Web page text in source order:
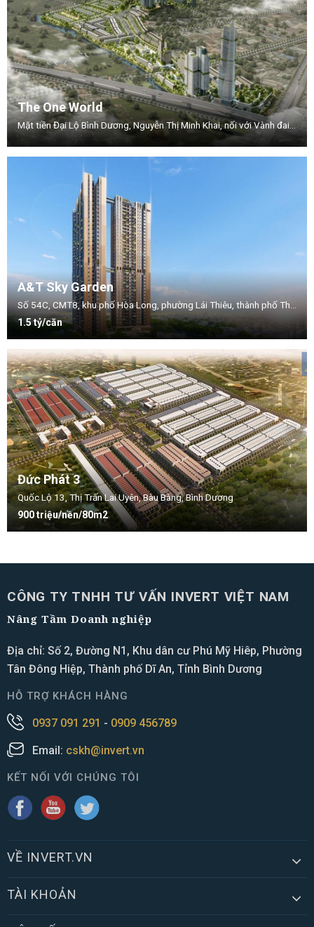
The One World
Mặt tiền Đại Lộ Bình Dương, Nguyễn Thị Minh Khai, nối với Vành đai 3, Phường .Thuận Giao, TP.Thuận An, Tỉnh Bình Dương.
A&T Sky Garden
1.5 tỷ/căn
Đức Phát 3
Quốc Lộ 13, Thị Trấn Lai Uyên, Bàu Bàng, Bình Dương
900 triệu/nền/80m2
CÔNG TY TNHH TƯ VẤN INVERT VIỆT NAM
Nâng Tầm Doanh nghiệp
Địa chỉ: Số 2, Đường N1, Khu dân cư Phú Mỹ Hiêp, Phường
Tân Đông Hiệp, Thành phố Dĩ An, Tỉnh Bình Dương
HỖ TRỢ KHÁCH HÀNG
0937 091 291 - 0909 456789
Email: cskh@invert.vn
KẾT NỐI VỚI CHÚNG TÔI
VỀ INVERT.VN
TÀI KHOẢN